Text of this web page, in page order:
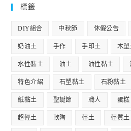
標籤
DIY組合 中秋節 休假公告
奶油土 手作 手印土 木塑
水性黏土 油土 油性黏土
特色介紹 石塑黏土 石粉黏土
紙黏土 聖誕節 職人 蛋糕
超輕土 軟陶 輕土 輕質土